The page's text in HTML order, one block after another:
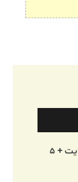
یک ماه دسترسی به تمامی مطالب وب‌سایت + ۵